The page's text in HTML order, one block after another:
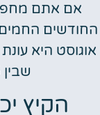
אם אתם
החודשים החמים
שבין 15 ל -20 מעלות צלזיוס.
הקיץ